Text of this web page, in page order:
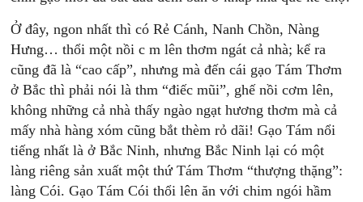
Ở đây, ngon nhất thì có Rẻ Cánh, Nanh Chồn, Nàng
Hưng… thổi một nồi c m lên thơm ngát cả nhà; kể ra
cũng đã là “cao cấp”, nhưng mà đến cái gạo Tám Thơm
ở Bắc thì phải nói là thm “điếc mũi”, ghế nồi cơm lên,
không những cả nhà thấy ngào ngạt hương thơm mà cả
mấy nhà hàng xóm cũng bắt thèm rỏ dãi! Gạo Tám nổi
tiếng nhất là ở Bắc Ninh, nhưng Bắc Ninh lại có một
làng riêng sản xuất một thứ Tám Thơm “thượng thặng”:
làng Cói. Gạo Tám Cói thổi lên ăn với chim ngói hầm